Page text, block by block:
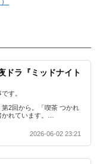
ドラ『ミッドナイト
す。
2回から。「喫茶 つかれ
れています。…
2026-06-02 23:21